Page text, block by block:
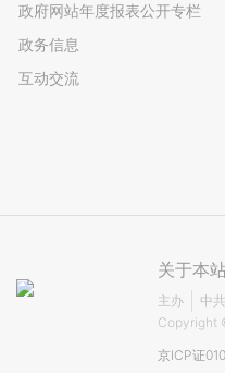
政府网站年度报表公开专栏
政务信息
互动交流
关于本
主办
中
Copyright
京ICP证